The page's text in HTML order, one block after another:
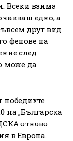
Всеки взима
едно, а
друг вид
фенове на
след
може да
победихте
на „Българска
отново
в Европа.